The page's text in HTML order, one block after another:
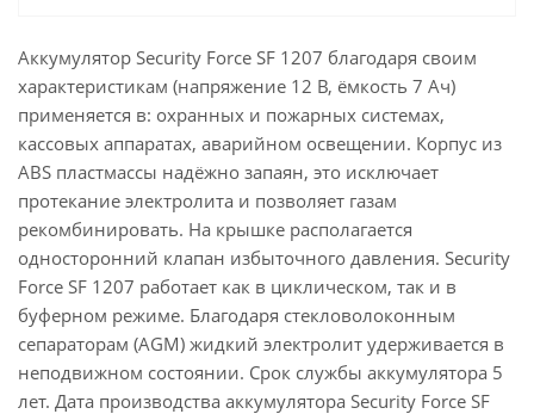
Аккумулятор Security Force SF 1207 благодаря своим
характеристикам (напряжение 12 В, ёмкость 7 Ач)
применяется в: охранных и пожарных системах,
кассовых аппаратах, аварийном освещении. Корпус из
ABS пластмассы надёжно запаян, это исключает
протекание электролита и позволяет газам
рекомбинировать. На крышке располагается
односторонний клапан избыточного давления. Security
Force SF 1207 работает как в циклическом, так и в
буферном режиме. Благодаря стекловолоконным
сепараторам (AGM) жидкий электролит удерживается в
неподвижном состоянии. Срок службы аккумулятора 5
лет. Дата производства аккумулятора Security Force SF